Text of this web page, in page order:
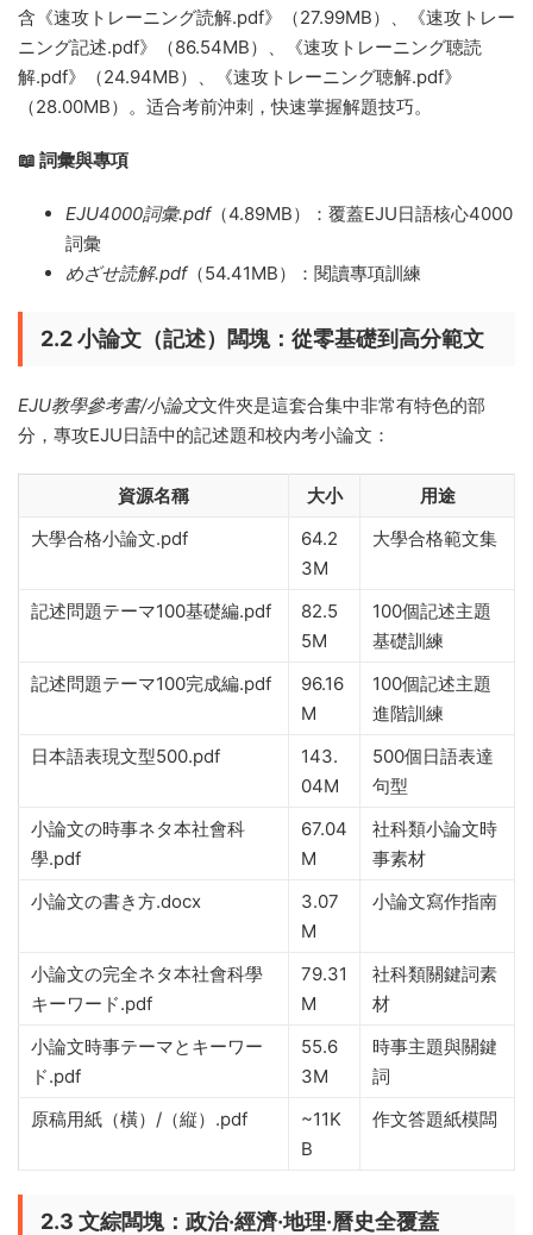
含《速攻トレーニング読解.pdf》（27.99MB）、《速攻トレー
ニング記述.pdf》（86.54MB）、《速攻トレーニング聴読
解.pdf》（24.94MB）、《速攻トレーニング聴解.pdf》
（28.00MB）。适合考前沖刺，快速掌握解題技巧。
📖 詞彙與專項
EJU4000詞彙.pdf（4.89MB）：覆蓋EJU日語核心4000
詞彙
めざせ読解.pdf（54.41MB）：閱讀專項訓練
2.2 小論文（記述）闆塊：從零基礎到高分範文
EJU教學參考書/小論文文件夾是這套合集中非常有特色的部
分，專攻EJU日語中的記述題和校内考小論文：
資源名稱 大小
用途
大學合格小論文.pdf
64.2
3M
大學合格範文集
記述問題テーマ100基礎編.pdf
82.5
5M
100個記述主題
基礎訓練
記述問題テーマ100完成編.pdf
96.16
M
100個記述主題
進階訓練
日本語表現文型500.pdf
143.
04M
500個日語表達
句型
小論文の時事ネタ本社會科
學.pdf
67.04
M
社科類小論文時
事素材
小論文の書き方.docx
3.07
M
小論文寫作指南
小論文の完全ネタ本社會科學
キーワード.pdf
79.31
M
社科類關鍵詞素
材
小論文時事テーマとキーワー
ド.pdf
55.6
3M
時事主題與關鍵
詞
原稿用紙（橫）/（縦）.pdf
~11K
B
作文答題紙模闆
2.3 文綜闆塊：政治·經濟·地理·曆史全覆蓋